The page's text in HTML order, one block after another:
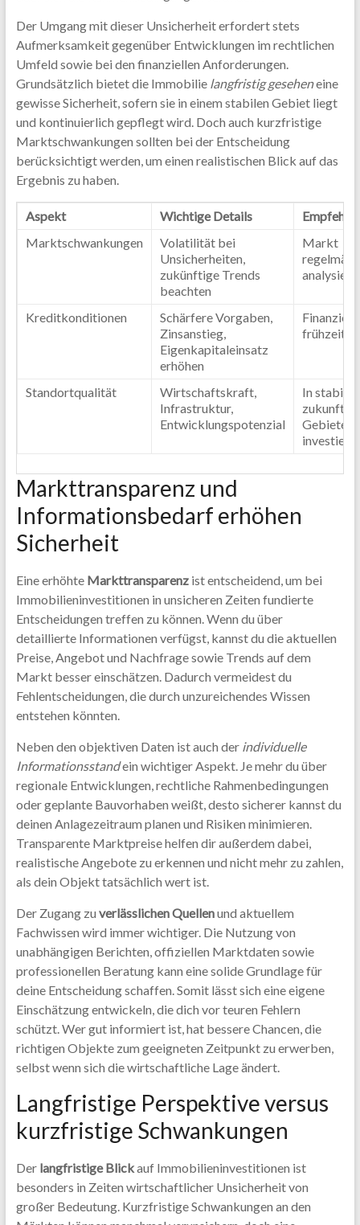
Der Umgang mit dieser Unsicherheit erfordert stets
Aufmerksamkeit gegenüber Entwicklungen im rechtlichen
Umfeld sowie bei den finanziellen Anforderungen.
Grundsätzlich bietet die Immobilie langfristig geseheneine
gewisse Sicherheit, sofern sie in einem stabilen Gebiet liegt
und kontinuierlich gepflegt wird. Doch auch kurzfristige
Marktschwankungen sollten bei der Entscheidung
berücksichtigt werden, um einen realistischen Blick auf das
Ergebnis zu haben.
Aspekt Wichtige Details
Marktschwankungen
Volatilität bei
Unsicherheiten,
zukünftige Trends
beachten
Markt
Kreditkonditionen
Schärfere Vorgaben,
Zinsanstieg,
Eigenkapitaleinsatz
erhöhen
frühzeitig
Standortqualität
Wirtschaftskraft,
Infrastruktur,
Entwicklungspotenzial
In stabile,
Gebiete
Markttransparenz und
Informationsbedarf erhöhen
Sicherheit
Eine erhöhte Markttransparenzist entscheidend, um bei
Immobilieninvestitionen in unsicheren Zeiten fundierte
Entscheidungen treffen zu können. Wenn du über
detaillierte Informationen verfügst, kannst du die aktuellen
Preise, Angebot und Nachfrage sowie Trends auf dem
Markt besser einschätzen. Dadurch vermeidest du
Fehlentscheidungen, die durch unzureichendes Wissen
entstehen könnten.
Neben den objektiven Daten ist auch der individuelle
Informationsstandein wichtiger Aspekt. Je mehr du über
regionale Entwicklungen, rechtliche Rahmenbedingungen
oder geplante Bauvorhaben weißt, desto sicherer kannst du
deinen Anlagezeitraum planen und Risiken minimieren.
Transparente Marktpreise helfen dir außerdem dabei,
realistische Angebote zu erkennen und nicht mehr zu zahlen,
als dein Objekt tatsächlich wert ist.
Der Zugang zu verlässlichen Quellenund aktuellem
Fachwissen wird immer wichtiger. Die Nutzung von
unabhängigen Berichten, offiziellen Marktdaten sowie
professionellen Beratung kann eine solide Grundlage für
deine Entscheidung schaffen. Somit lässt sich eine eigene
Einschätzung entwickeln, die dich vor teuren Fehlern
schützt. Wer gut informiert ist, hat bessere Chancen, die
richtigen Objekte zum geeigneten Zeitpunkt zu erwerben,
selbst wenn sich die wirtschaftliche Lage ändert.
Langfristige Perspektive versus
kurzfristige Schwankungen
Der langfristige Blickauf Immobilieninvestitionen ist
besonders in Zeiten wirtschaftlicher Unsicherheit von
großer Bedeutung. Kurzfristige Schwankungen an den